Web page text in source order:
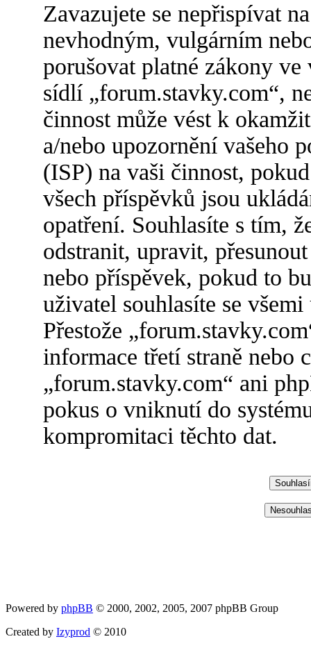
Zavazujete se nepřispívat
nevhodným, vulgárním
porušovat platné zákony
sídlí „forum.stavky.com“,
činnost může vést k
a/nebo upozornění vašeho
(ISP) na vaši činnost,
všech příspěvků jsou
opatření. Souhlasíte s tím,
odstranit, upravit,
nebo příspěvek, pokud to
uživatel souhlasíte se
Přestože
informace třetí straně nebo
„forum.stavky.com“ ani
pokus o vniknutí do
kompromitaci těchto dat.
Powered by phpBB © 2000, 2002, 2005, 2007 phpBB Group
Created by Izyprod © 2010